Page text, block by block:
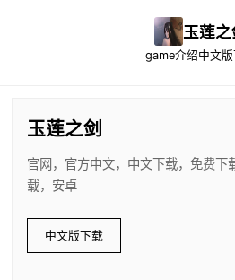
玉莲之
game介绍中文
玉莲之剑
官网，官方中文，中文下载，免费下
载，安卓
中文版下载